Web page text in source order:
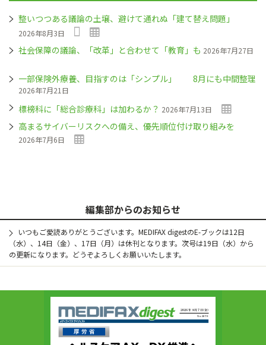
整いつつある議論の土壌、避けて通れぬ「建て替え問題」
2026年8月3日
社会保障の議論、「改革」と合わせて「教育」も 2026年7月27日
一部保険外療養、目指すのは「シンプル」 8月にも中間整理
2026年7月21日
標榜科に「総合診療科」は加わるか？ 2026年7月13日
高まるサイバーリスクへの備え、優先順位付け取り組みを
2026年7月6日
編集部からのお知らせ
いつもご愛読ありがとうございます。MEDIFAX digestのE-ブックは12日
（水）、14日（金）、17日（月）は休刊となります。次号は19日（水）から
の更新になります。どうぞよろしくお願いいたします。